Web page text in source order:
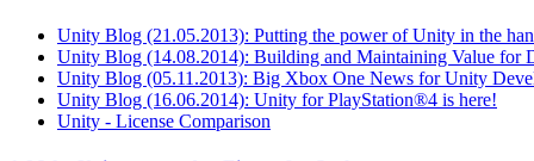
Unity Blog (21.05.2013): Putting the power of Unity in the
Unity Blog (14.08.2014): Building and Maintaining Value for
Unity Blog (05.11.2013): Big Xbox One News for Unity
Unity Blog (16.06.2014): Unity for PlayStation®4 is here!
Unity - License Comparison